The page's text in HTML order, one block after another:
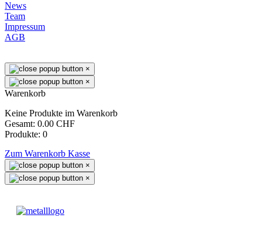
News
Team
Impressum
AGB
×
×
Warenkorb
Keine Produkte im Warenkorb
Gesamt: 0.00 CHF
Produkte: 0
Zum Warenkorb Kasse
×
×